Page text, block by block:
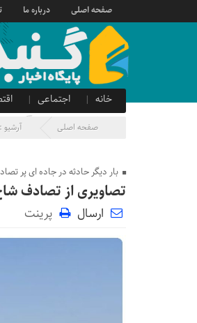
صفحه اصلی درباره ما
خانه اجتماعی
صدای شهروند
آگهی صفحه اصلی آرشیو :
بار دیگر حادثه در جاده ای پر
تصاویری از تصادف شاخ به
ارسال پرینت